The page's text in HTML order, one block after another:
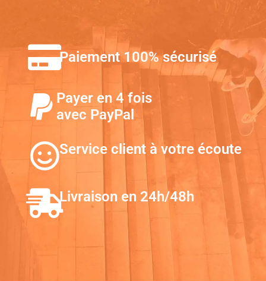
Paiement 100% sécurisé
Payer en 4 fois
avec PayPal
Service client à votre écoute
Livraison en 24h/48h